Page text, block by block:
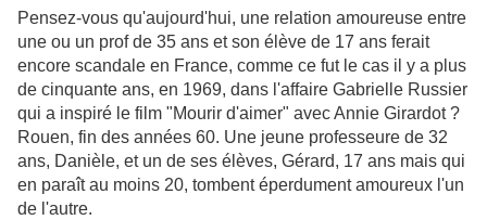
Pensez-vous qu'aujourd'hui, une relation amoureuse entre
une ou un prof de 35 ans et son élève de 17 ans ferait
encore scandale en France, comme ce fut le cas il y a plus
de cinquante ans, en 1969, dans l'affaire Gabrielle Russier
qui a inspiré le film "Mourir d'aimer" avec Annie Girardot ?
Rouen, fin des années 60. Une jeune professeure de 32
ans, Danièle, et un de ses élèves, Gérard, 17 ans mais qui
en paraît au moins 20, tombent éperdument amoureux l'un
de l'autre.